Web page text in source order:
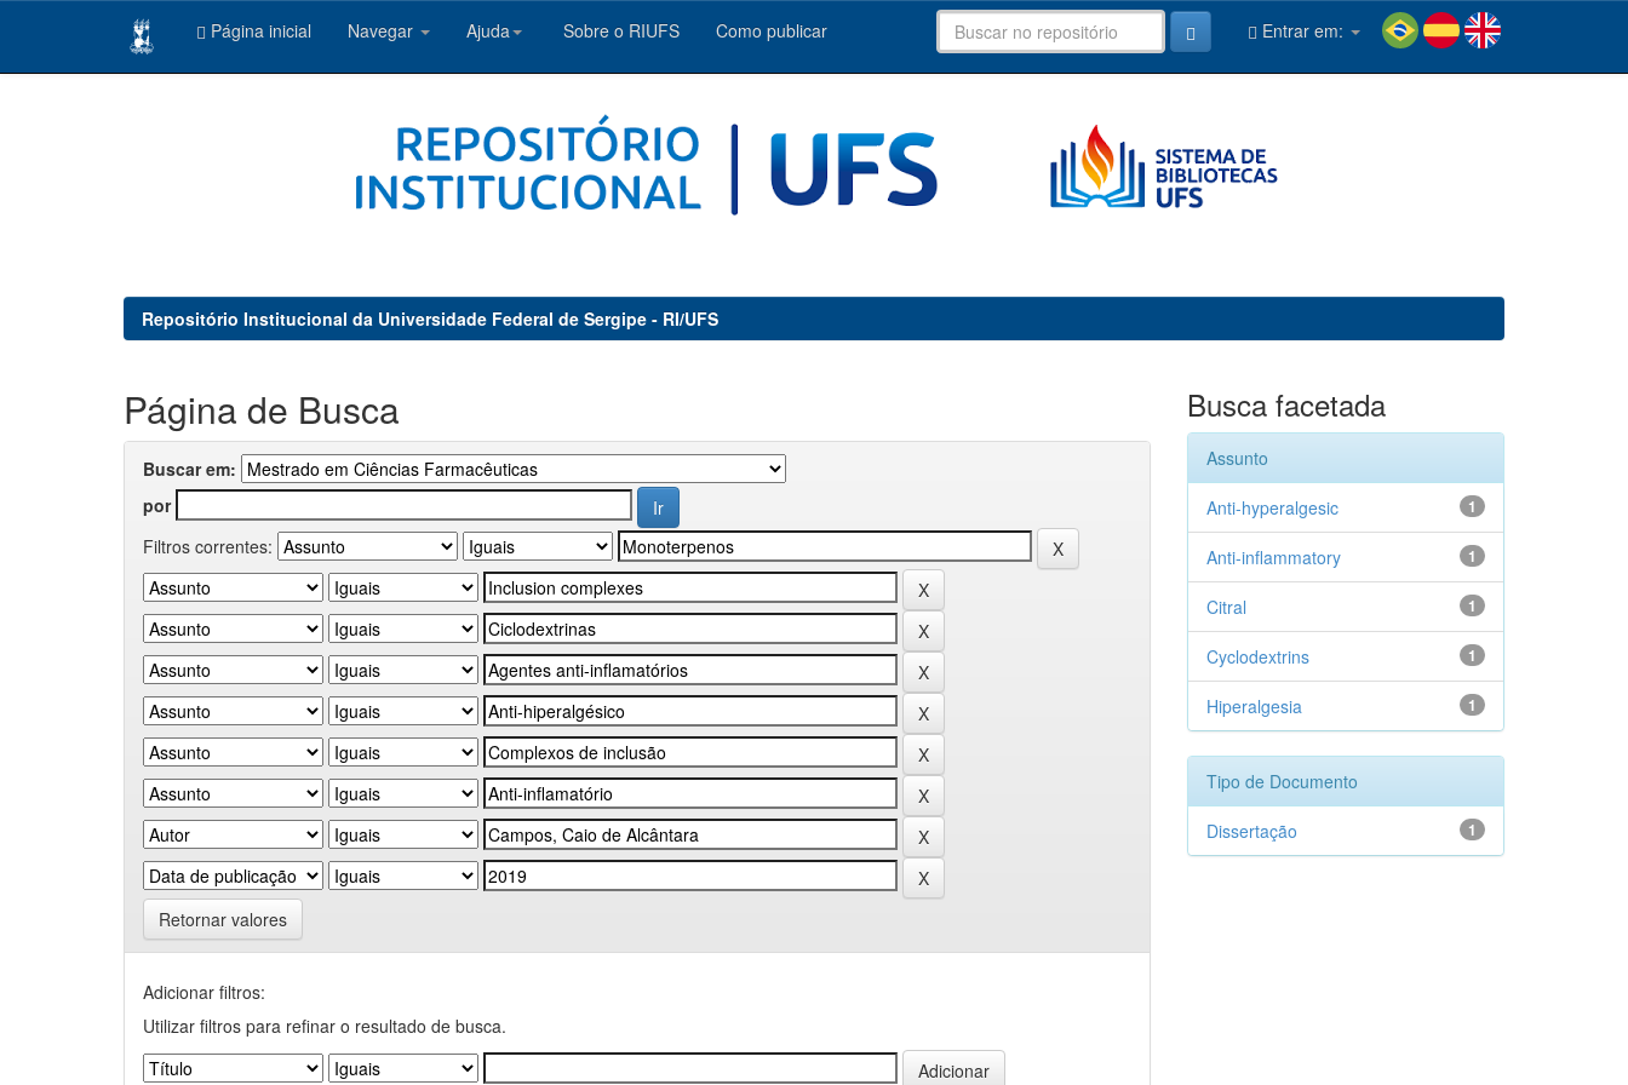
Página inicial Navegar Ajuda Sobre o RIUFS Como publicar Entrar em:
Repositório Institucional da Universidade Federal de Sergipe - RI/UFS
Página de Busca
Buscar em:
por
Filtros correntes:
Retornar valores
Adicionar filtros:
Utilizar filtros para refinar o resultado de busca.
Busca facetada
Assunto
1
Anti-hyperalgesic
1
Anti-inflammatory
1
Citral
1
Cyclodextrins
1
Hiperalgesia
Tipo de Documento
1
Dissertação